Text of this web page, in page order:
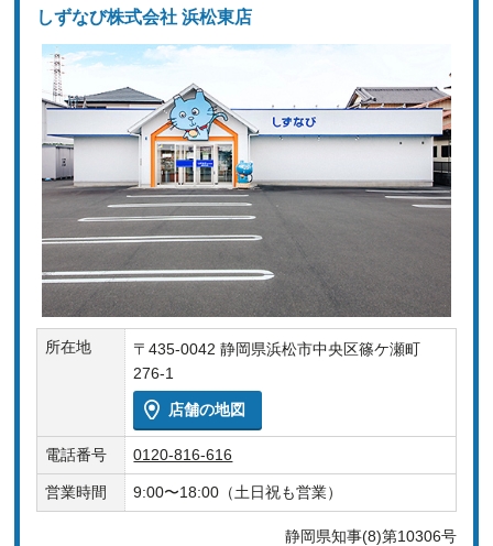
しずなび株式会社 浜松東店
所在地
〒435-0042 静岡県浜松市中央区篠ケ瀬町
276-1
店舗の地図
電話番号 0120-816-616
営業時間 9:00〜18:00（土日祝も営業）
静岡県知事(8)第10306号